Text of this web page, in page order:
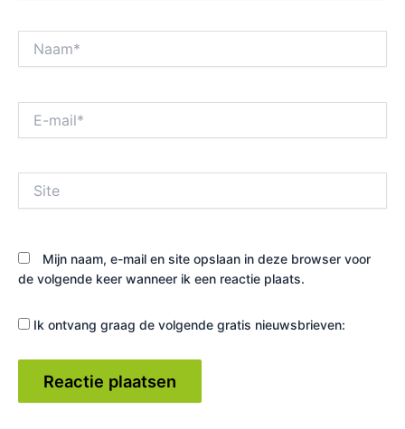
mail*
Mijn naam, e-mail en site opslaan in deze browser voor
de volgende keer wanneer ik een reactie plaats.
Ik ontvang graag de volgende gratis nieuwsbrieven: